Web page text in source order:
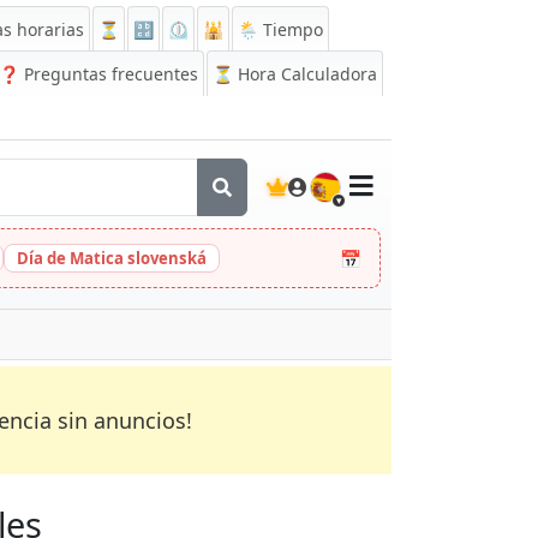
horarias ⏳ 🔡 ⏲️ 🕌
🌦️ Tiempo
❓ Preguntas frecuentes
⏳ Hora Calculadora
🇪🇸
Día de Matica slovenská 📅
sin anuncios!